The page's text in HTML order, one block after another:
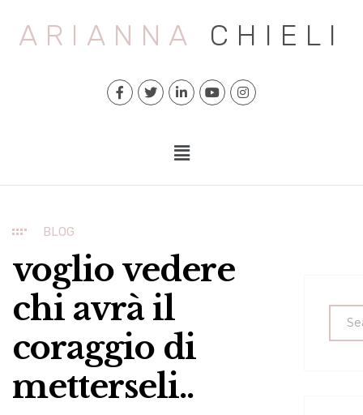
ARIANNA CHIELI
BLOG
voglio vedere
chi avrà il
coraggio di
metterseli..